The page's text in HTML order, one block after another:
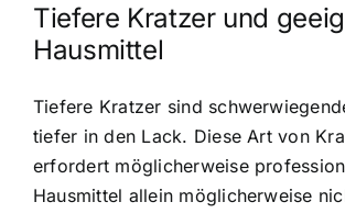
Tiefere Kratzer und
Hausmittel
Tiefere Kratzer sind
tiefer in den Lack. Diese Art von
erfordert möglicherweise
Hausmittel allein möglicherweise